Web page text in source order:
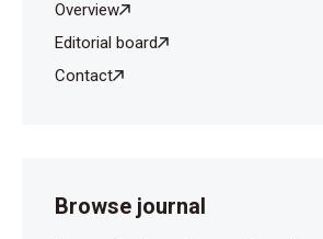
Overview
Editorial board
Contact
Browse journal